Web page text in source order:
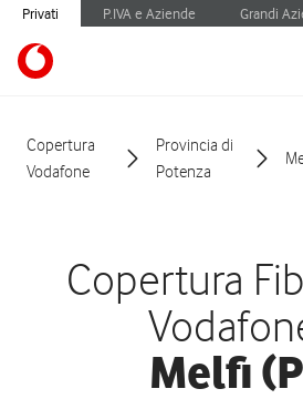
Privati P.IVA e Aziende Grandi
Copertura
Vodafone
Provincia di
Potenza
Copertura
Melfi